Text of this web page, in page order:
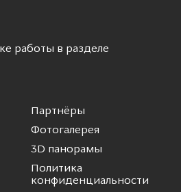
работы в разделе
Партнёры
Фотогалерея
3D панорамы
Политика
конфиденциальности